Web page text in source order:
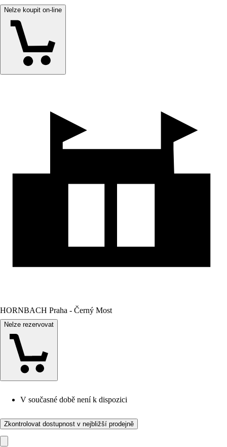
Nelze koupit on-line
HORNBACH Praha - Černý Most
Nelze rezervovat
V současné době není k dispozici
Zkontrolovat dostupnost v nejbližší prodejně